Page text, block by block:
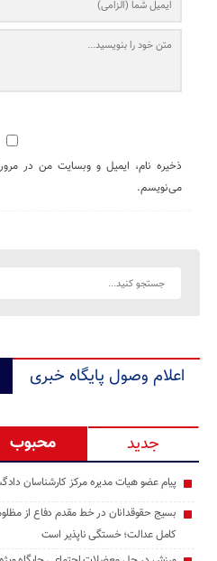
ذخیره نام، ایمیل و وبسایت من در
می‌نویسم.
اعلام وصول پایگاه خبری
جدید محبوب
پیام عضو هیات مدیره مرکز کارشناسان
بسیج حقوقدانان در خط مقدم دفاع از
کامل عدالت؛ خستگی ‌ناپذیر است